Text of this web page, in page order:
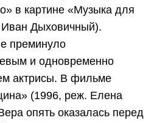
в картине «Музыка для
Дыховичный).
преминуло
и одновременно
актрисы. В фильме
(1996, реж. Елена
опять оказалась перед